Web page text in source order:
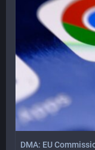
DMA: EU